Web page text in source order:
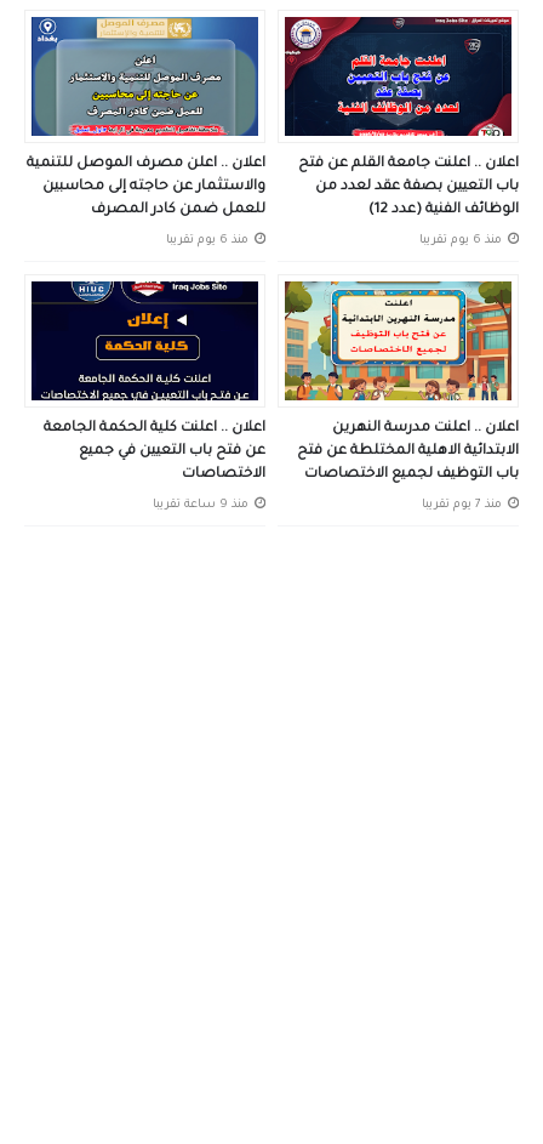
اعلان .. اعلنت جامعة القلم عن فتح
باب التعيين بصفة عقد لعدد من
الوظائف الفنية (عدد 12)
منذ 6 يوم تقريبا
اعلان .. اعلن مصرف الموصل للتنمية
والاستثمار عن حاجته إلى محاسبين
للعمل ضمن كادر المصرف
منذ 6 يوم تقريبا
اعلان .. اعلنت مدرسة النهرين
الابتدائية الاهلية المختلطة عن فتح
باب التوظيف لجميع الاختصاصات
منذ 7 يوم تقريبا
اعلان .. اعلنت كلية الحكمة الجامعة
عن فتح باب التعيين في جميع
الاختصاصات
منذ 9 ساعة تقريبا